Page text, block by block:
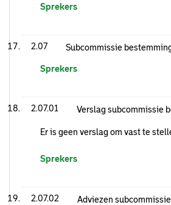
Sprekers
2.07 Subcommissie
Sprekers
2.07.01 Verslag subcommissie
Er is geen verslag om vast te
Sprekers
2.07.02
Adviezen subcommissie